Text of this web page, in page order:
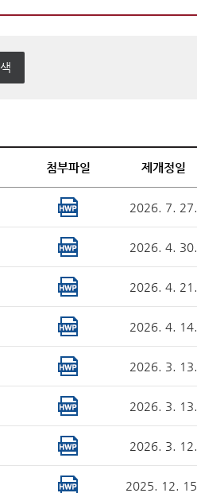
헌법재판통계
미개정 법령현황
위헌결정
헌법불합치결정
심판절차 일반
첨부파일 제개정일
2026. 7. 27.
2026. 4. 30.
2026. 4. 21.
2026. 4. 14.
2026. 3. 13.
2026. 3. 13.
2026. 3. 12.
2025. 12. 15.